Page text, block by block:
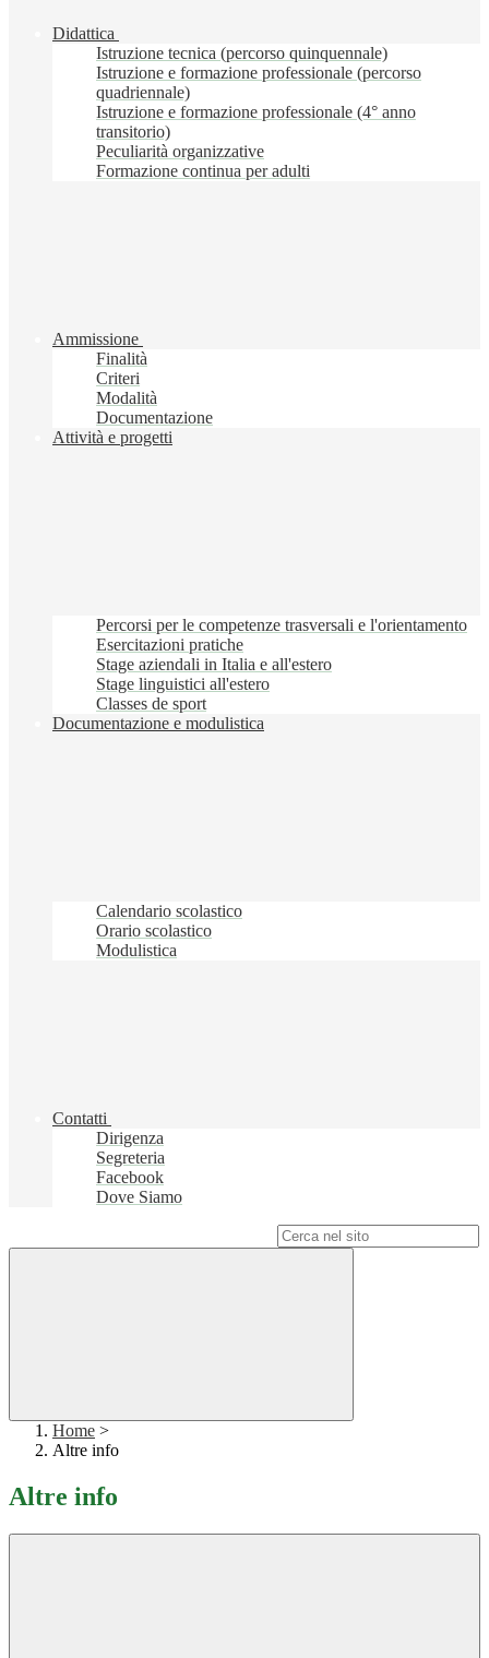
Didattica
Istruzione tecnica (percorso quinquennale)
Istruzione e formazione professionale (percorso
quadriennale)
Istruzione e formazione professionale (4° anno
transitorio)
Peculiarità organizzative
Formazione continua per adulti
Ammissione
Finalità
Criteri
Modalità
Documentazione
Attività e progetti
Percorsi per le competenze trasversali e l'orientamento
Esercitazioni pratiche
Stage aziendali in Italia e all'estero
Stage linguistici all'estero
Classes de sport
Documentazione e modulistica
Calendario scolastico
Orario scolastico
Modulistica
Contatti
Dirigenza
Segreteria
Facebook
Dove Siamo
Home >
Altre info
Altre info